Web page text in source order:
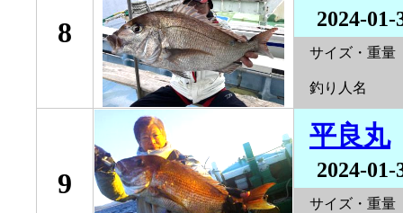
8 2024-
サイズ・重量
釣り人名
9
平良丸
2024-
サイズ・重量